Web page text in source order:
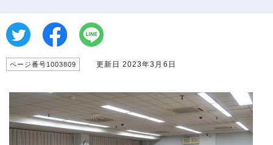
ページ番号1003809 更新日 2023年3月6日